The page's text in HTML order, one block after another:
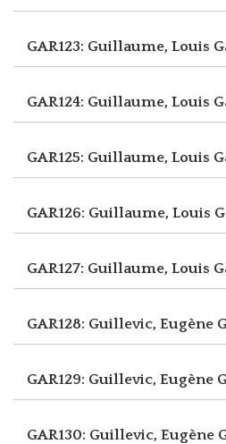
GAR123: Guillaume, Louis
GAR124: Guillaume, Louis
GAR125: Guillaume, Louis
GAR126: Guillaume, Louis
GAR127: Guillaume, Louis
GAR128: Guillevic, Eugène
GAR129: Guillevic, Eugène
GAR130: Guillevic, Eugène